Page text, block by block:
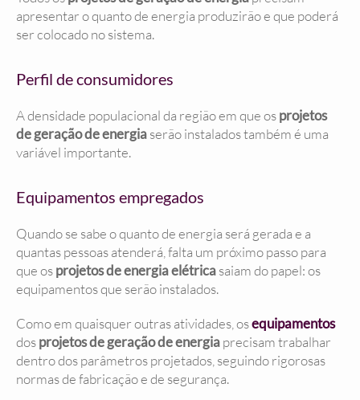
apresentar o quanto de energia produzirão e que poderá
ser colocado no sistema.
Perfil de consumidores
A densidade populacional da região em que osprojetos
de geração de energiaserão instalados também é uma
variável importante.
Equipamentos empregados
Quando se sabe o quanto de energia será gerada e a
quantas pessoas atenderá, falta um próximo passo para
que osprojetos de energia elétricasaiam do papel: os
equipamentos que serão instalados.
Como em quaisquer outras atividades, osequipamentos
dosprojetos de geração de energiaprecisam trabalhar
dentro dos parâmetros projetados, seguindo rigorosas
normas de fabricação e de segurança.